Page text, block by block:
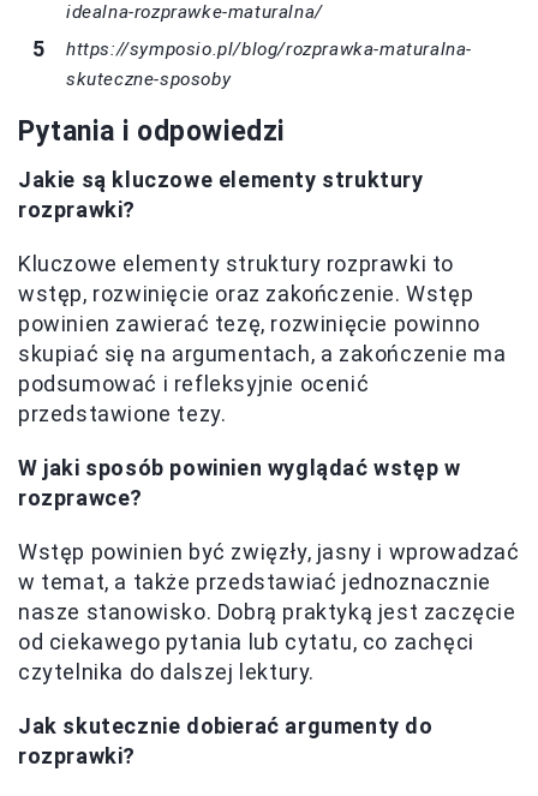
idealna-rozprawke-maturalna/
https://symposio.pl/blog/rozprawka-maturalna-
skuteczne-sposoby
Pytania i odpowiedzi
Jakie są kluczowe elementy struktury
rozprawki?
Kluczowe elementy struktury rozprawki to
wstęp, rozwinięcie oraz zakończenie. Wstęp
powinien zawierać tezę, rozwinięcie powinno
skupiać się na argumentach, a zakończenie ma
podsumować i refleksyjnie ocenić
przedstawione tezy.
W jaki sposób powinien wyglądać wstęp w
rozprawce?
Wstęp powinien być zwięzły, jasny i wprowadzać
w temat, a także przedstawiać jednoznacznie
nasze stanowisko. Dobrą praktyką jest zaczęcie
od ciekawego pytania lub cytatu, co zachęci
czytelnika do dalszej lektury.
Jak skutecznie dobierać argumenty do
rozprawki?